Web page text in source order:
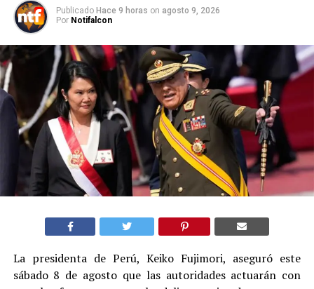
Publicado Hace 9 horas on agosto 9, 2026
Por Notifalcon
La presidenta de Perú, Keiko Fujimori, aseguró este
sábado 8 de agosto que las autoridades actuarán con